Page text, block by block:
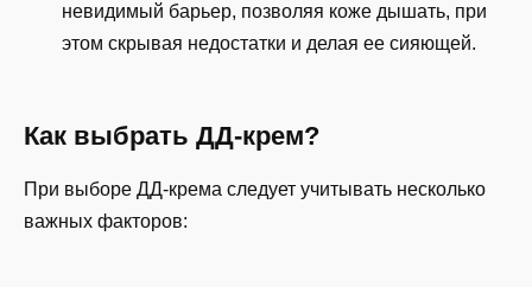
невидимый барьер, позволяя коже дышать, при
этом скрывая недостатки и делая ее сияющей.
Как выбрать ДД-крем?
При выборе ДД-крема следует учитывать несколько
важных факторов: